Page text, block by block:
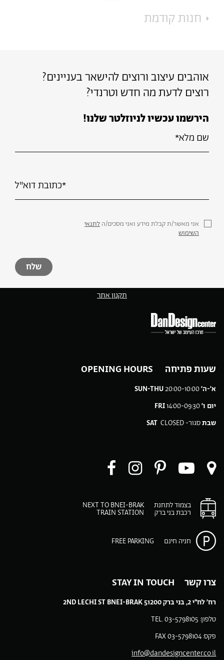
חנות קודמת
אוהבים עיצוב ורוצים להישאר בעניינים?
רוצים לדעת מה חדש וטרנדי?
הירשמו עכשיו לניוזלטר שלנו!
אני מאשר/ת קבלת מידע ואני מסכים/הלתנאי
השימוש
תקנון אתר
שעות פתיחה OPENING HOURS
א׳-ה׳20:00-10:00
SUN-THU
יום ו׳14:00-09:30
FRI
שבתסגור- SAT CLOSED
עקבו
ב-
Facebook
עקבו
ב-
Instagram
עקבו
ב-
עקבו
ב-
play
ב- בצמוד לתחנת
רכבת בני ברק
NEXT TO BNEI-BRAK
TRAIN STATION
חניה חינם FREE PARKING
צרו קשר STAY IN TOUCH
רח’ לח”י 2, בני ברק 51200 2ND LECHI ST BNEI-BRAK
טלפון: 03-5798105 .TEL
פקס: 03-5798104 FAX
info@dandesigncenter.co.il